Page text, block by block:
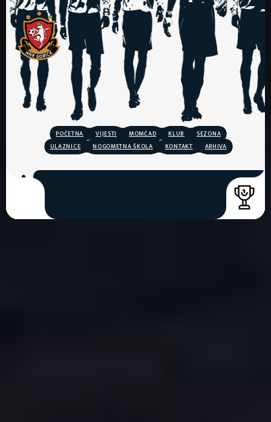
POČETNA VIJESTI MOMČAD KLUB
SEZONA
ULAZNICE
NOGOMETNA ŠKOLA KONTAKT ARHIVA